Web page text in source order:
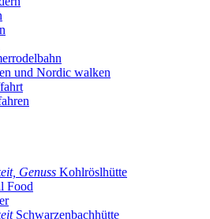
und Nordic walken
Genuss Kohlröslhütte
Food
Schwarzenbachhütte